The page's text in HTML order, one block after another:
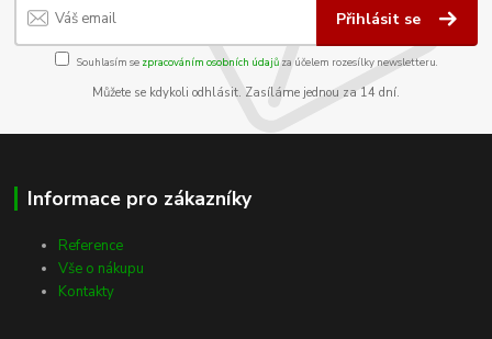
Přihlásit se
Souhlasím se zpracováním osobních údajůza účelem rozesílky newsletteru.
Můžete se kdykoli odhlásit. Zasíláme jednou za 14 dní.
Informace pro zákazníky
Reference
Vše o nákupu
Kontakty